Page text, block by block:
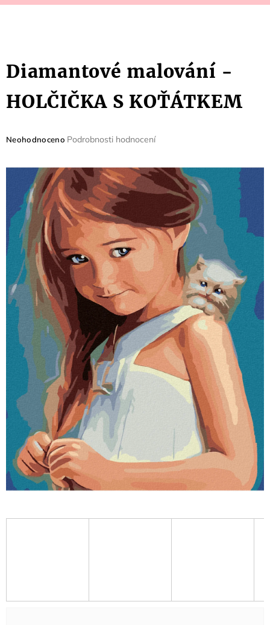
Diamantové malování -
HOLČIČKA S KOŤÁTKEM
Průměrné
je
hvězdiček.
Neohodnoceno Podrobnosti hodnocení